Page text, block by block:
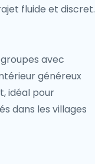
fluide et discret.
avec
généreux
idéal pour
dans les villages